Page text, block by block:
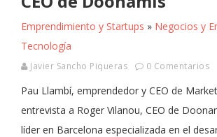
Emprendimiento y Startups » Negocios y
Tecnología
Javier Sancho Piqueras 0 Comentarios
Pau Llambí, emprendedor y CEO de
entrevista a Roger Vilanou, CEO de
líder en Barcelona especializada en el